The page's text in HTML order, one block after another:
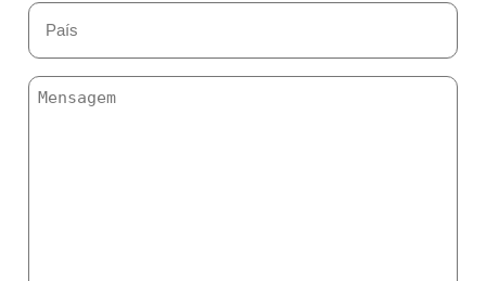
(especifique
código
do
país)
País
(obrigatório)